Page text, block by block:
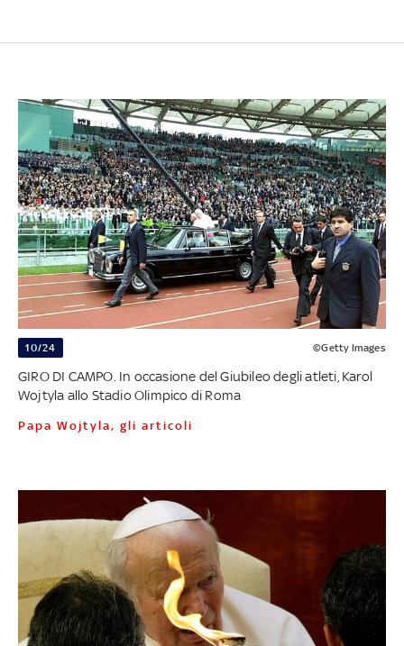
10/24 ©Getty Images
GIRO DI CAMPO. In occasione del Giubileo degli atleti, Karol
Wojtyla allo Stadio Olimpico di Roma
Papa Wojtyla, gli articoli